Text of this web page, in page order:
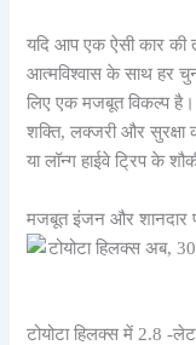
यदि आप एक ऐसी कार
आत्मविश्वास के साथ हर
लिए एक मजबूत विकल्प
शक्ति, लक्जरी और
या लॉन्ग हाईवे ट्रिप के
मजबूत इंजन और शानदार
टोयोटा हिलक्स में 2.8 -